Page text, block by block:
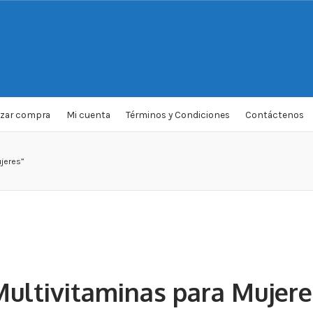
compra Mi cuenta Términos y Condiciones Contáctenos
para